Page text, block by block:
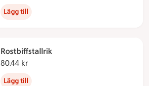
Lägg till
Rostbiffstallrik
80.44 kr
Lägg till